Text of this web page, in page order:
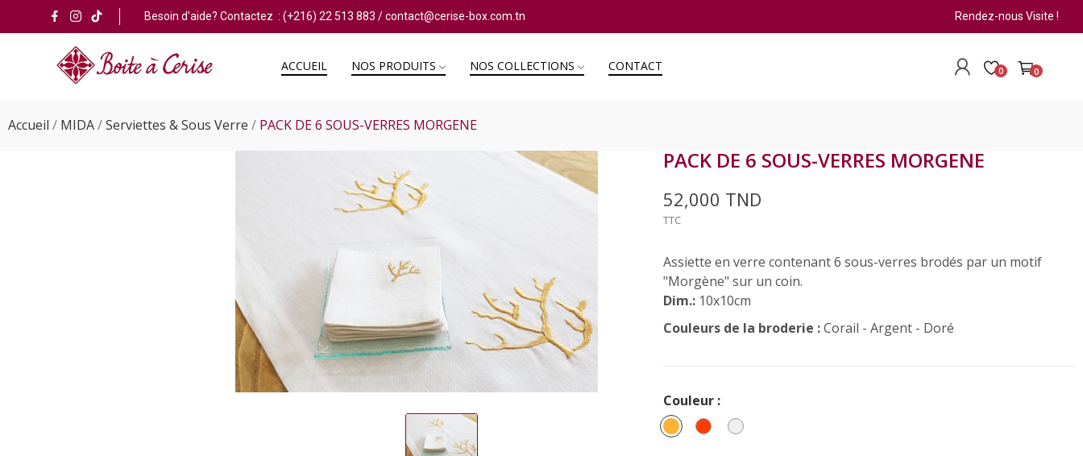
Besoin d'aide? Contactez :(+216) 22 513 883 /contact@cerise-box.com.tn Rendez-nous Visite !
ACCUEIL NOS PRODUITS NOS COLLECTIONS CONTACT 0 0
Accueil MIDA Serviettes & Sous Verre PACK DE 6 SOUS-VERRES MORGENE
PACK DE 6 SOUS-VERRES MORGENE
52,000 TND
TTC
Assiette en verre contenant 6 sous-verres brodés par un motif
"Morgène" sur un coin.
Dim.: 10x10cm
Couleurs de la broderie :Corail - Argent - Doré
Couleur :
DoréCorailArgent